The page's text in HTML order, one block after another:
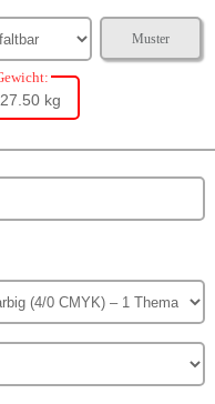
Muster
27.50 kg